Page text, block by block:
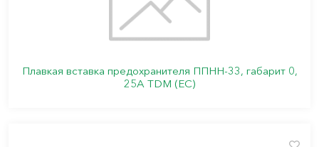
Плавкая вставка предохранителя ППНН-33, габарит 0,
25А TDM (ЕС)